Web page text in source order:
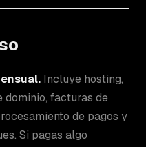
Incluye hosting,
dominio, facturas de
de pagos y
Si pagas algo